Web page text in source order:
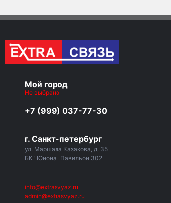
Мой город
Не выбрано
+7 (999) 037-77-30
г. Санкт-петербург
ул. Маршала Казакова, д. 35
БК "Юнона" Павильон 302
info@extrasvyaz.ru
admin@extrasvyaz.ru